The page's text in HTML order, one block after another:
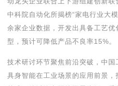
中科院自动化所揭榜“家电行业大
余家企业数据，开发出具备工艺
型，预计可降低产品不良率15%。
技术研讨环节聚焦前沿突破，中
具身智能在工业场景的应用前景，